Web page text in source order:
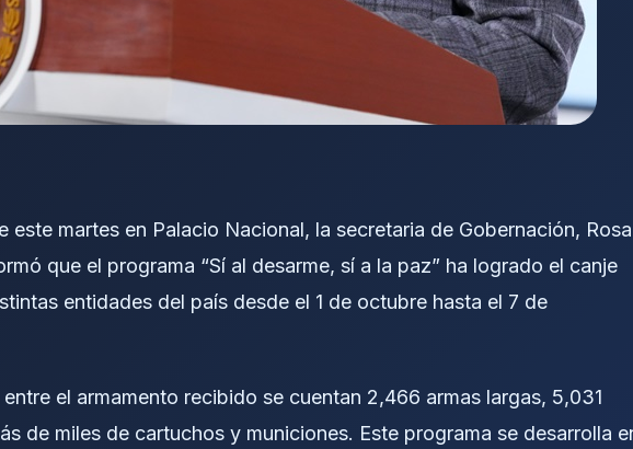
este martes en Palacio Nacional, la secretaria de Gobernación, Rosa
que el programa “Sí al desarme, sí a la paz” ha logrado el canje
entidades del país desde el 1 de octubre hasta el 7 de
el armamento recibido se cuentan 2,466 armas largas, 5,031
de miles de cartuchos y municiones. Este programa se desarrolla